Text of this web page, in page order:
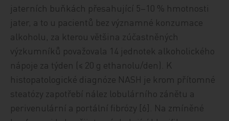
jaterních buňkách přesahující 5–10 % hmotnosti
jater, a to u pacientů bez významné konzumace
alkoholu, za kterou většina zúčastněných
výzkumníků považovala 14 jednotek alkoholického
nápoje za týden (≤ 20 g ethanolu/den). K
histopatologické diagnóze NASH je krom přítomné
steatózy zapotřebí nález lobulárního zánětu a
perivenulární a portální fibrózy [6]. Na zmíněné